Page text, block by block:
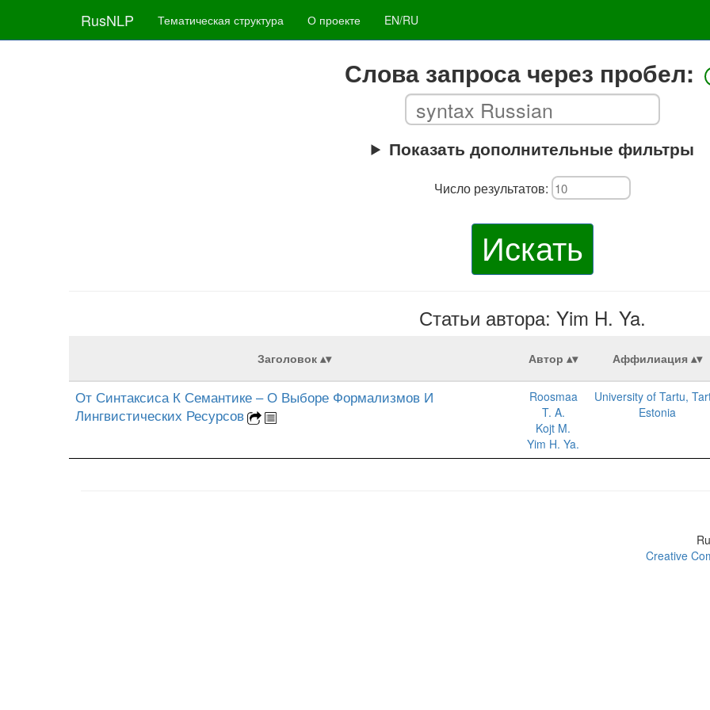
RusNLP Тематическая структура О проекте EN/RU
Слова запроса через пробел:
Показать дополнительные фильтры
Число результатов:
Искать
Статьи автора: Yim H. Ya.
Заголовок Автор Аффилиация
От Синтаксиса К Семантике – О Выборе Формализмов И
Лингвистических Ресурсов
Roosmaa
T. A.
Kojt M.
Yim H. Ya.
University of Tartu,
Estonia
Creative